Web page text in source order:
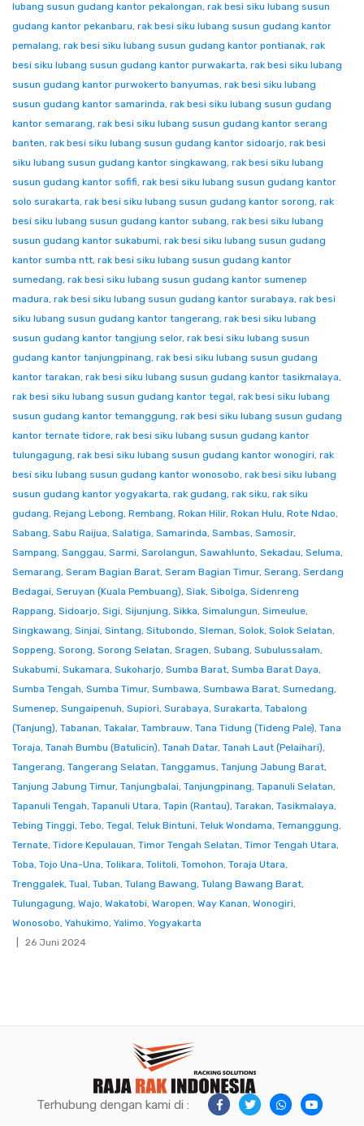
lubang susun gudang kantor pekalongan, rak besi siku lubang susun
gudang kantor pekanbaru, rak besi siku lubang susun gudang kantor
pemalang, rak besi siku lubang susun gudang kantor pontianak, rak
besi siku lubang susun gudang kantor purwakarta, rak besi siku lubang
susun gudang kantor purwokerto banyumas, rak besi siku lubang
susun gudang kantor samarinda, rak besi siku lubang susun gudang
kantor semarang, rak besi siku lubang susun gudang kantor serang
banten, rak besi siku lubang susun gudang kantor sidoarjo, rak besi
siku lubang susun gudang kantor singkawang, rak besi siku lubang
susun gudang kantor sofifi, rak besi siku lubang susun gudang kantor
solo surakarta, rak besi siku lubang susun gudang kantor sorong, rak
besi siku lubang susun gudang kantor subang, rak besi siku lubang
susun gudang kantor sukabumi, rak besi siku lubang susun gudang
kantor sumba ntt, rak besi siku lubang susun gudang kantor
sumedang, rak besi siku lubang susun gudang kantor sumenep
madura, rak besi siku lubang susun gudang kantor surabaya, rak besi
siku lubang susun gudang kantor tangerang, rak besi siku lubang
susun gudang kantor tangjung selor, rak besi siku lubang susun
gudang kantor tanjungpinang, rak besi siku lubang susun gudang
kantor tarakan, rak besi siku lubang susun gudang kantor tasikmalaya,
rak besi siku lubang susun gudang kantor tegal, rak besi siku lubang
susun gudang kantor temanggung, rak besi siku lubang susun gudang
kantor ternate tidore, rak besi siku lubang susun gudang kantor
tulungagung, rak besi siku lubang susun gudang kantor wonogiri, rak
besi siku lubang susun gudang kantor wonosobo, rak besi siku lubang
susun gudang kantor yogyakarta, rak gudang, rak siku, rak siku
gudang, Rejang Lebong, Rembang, Rokan Hilir, Rokan Hulu, Rote Ndao,
Sabang, Sabu Raijua, Salatiga, Samarinda, Sambas, Samosir,
Sampang, Sanggau, Sarmi, Sarolangun, Sawahlunto, Sekadau, Seluma,
Semarang, Seram Bagian Barat, Seram Bagian Timur, Serang, Serdang
Bedagai, Seruyan (Kuala Pembuang), Siak, Sibolga, Sidenreng
Rappang, Sidoarjo, Sigi, Sijunjung, Sikka, Simalungun, Simeulue,
Singkawang, Sinjai, Sintang, Situbondo, Sleman, Solok, Solok Selatan,
Soppeng, Sorong, Sorong Selatan, Sragen, Subang, Subulussalam,
Sukabumi, Sukamara, Sukoharjo, Sumba Barat, Sumba Barat Daya,
Sumba Tengah, Sumba Timur, Sumbawa, Sumbawa Barat, Sumedang,
Sumenep, Sungaipenuh, Supiori, Surabaya, Surakarta, Tabalong
(Tanjung), Tabanan, Takalar, Tambrauw, Tana Tidung (Tideng Pale), Tana
Toraja, Tanah Bumbu (Batulicin), Tanah Datar, Tanah Laut (Pelaihari),
Tangerang, Tangerang Selatan, Tanggamus, Tanjung Jabung Barat,
Tanjung Jabung Timur, Tanjungbalai, Tanjungpinang, Tapanuli Selatan,
Tapanuli Tengah, Tapanuli Utara, Tapin (Rantau), Tarakan, Tasikmalaya,
Tebing Tinggi, Tebo, Tegal, Teluk Bintuni, Teluk Wondama, Temanggung,
Ternate, Tidore Kepulauan, Timor Tengah Selatan, Timor Tengah Utara,
Toba, Tojo Una-Una, Tolikara, Tolitoli, Tomohon, Toraja Utara,
Trenggalek, Tual, Tuban, Tulang Bawang, Tulang Bawang Barat,
Tulungagung, Wajo, Wakatobi, Waropen, Way Kanan, Wonogiri,
Wonosobo, Yahukimo, Yalimo, Yogyakarta
26 Juni 2024
Terhubung dengan kami di :